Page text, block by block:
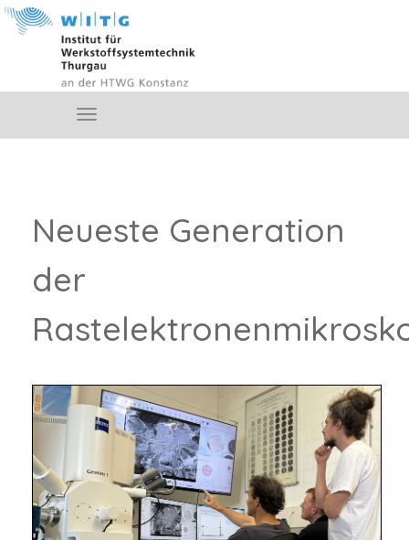
Neueste Generation
der